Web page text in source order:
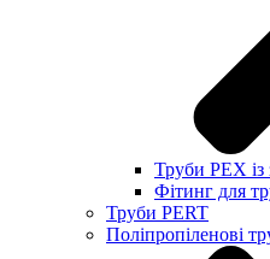
Труби PEX із
Фітинг для
Труби PERT
Поліпропіленові